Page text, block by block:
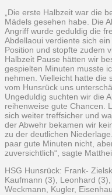
„Die erste Halbzeit war die
Mädels gesehen habe. Die
Angriff wurde geduldig die
Abdellaoui verdiente sich
Position und stopfte zudem
Halbzeit Pause hätten wir
gespielten Minuten musste
nehmen. Vielleicht hatte die
vom Hunsrück uns
Ungeduldig suchten wir die
reihenweise gute Chancen.
sich weiter treffsicher und
der Abwehr bekamen wir
zu der deutlichen
paar gute Minuten nicht,
zuversichtlich“, sagte
HSG Hunsrück: Frank-
Kaufmann (3), Leonhard
Weckmann, Kugler,